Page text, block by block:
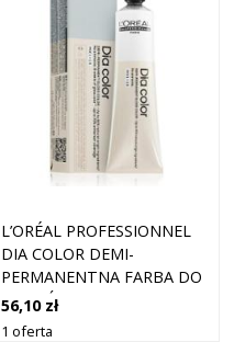
L’ORÉAL PROFESSIONNEL
DIA COLOR DEMI-
PERMANENTNA FARBA DO
WŁOSÓW BEZ AMONIAKU
ODCIEŃ 6.3 DARK GOLDEN
56,10 zł
1 oferta